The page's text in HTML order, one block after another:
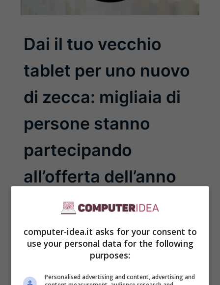
Dai il tuo vecchio
tablet per uno nuovo
di zecca: migliaia di
persone stanno
partecipando
all’offerta dell’anno
del rilascio di un suo importante progetto:
tablet praticamente regalati a tutti. Google,
Leggi Tutto
computer-idea.it asks for your consent to
use your personal data for the following
purposes:
Personalised advertising and content, advertising and